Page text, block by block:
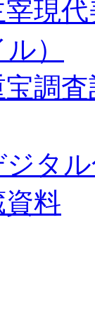
現
）
調
タ
料